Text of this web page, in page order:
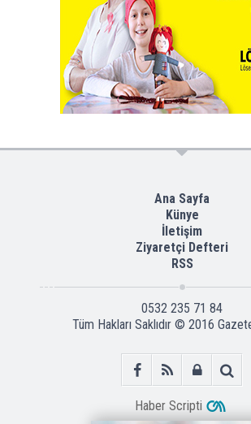
Ana Sayfa
Künye
İletişim
Ziyaretçi Defteri
RSS
0532 235 71 84
Tüm Hakları Saklıdır © 2016
Haber Scripti